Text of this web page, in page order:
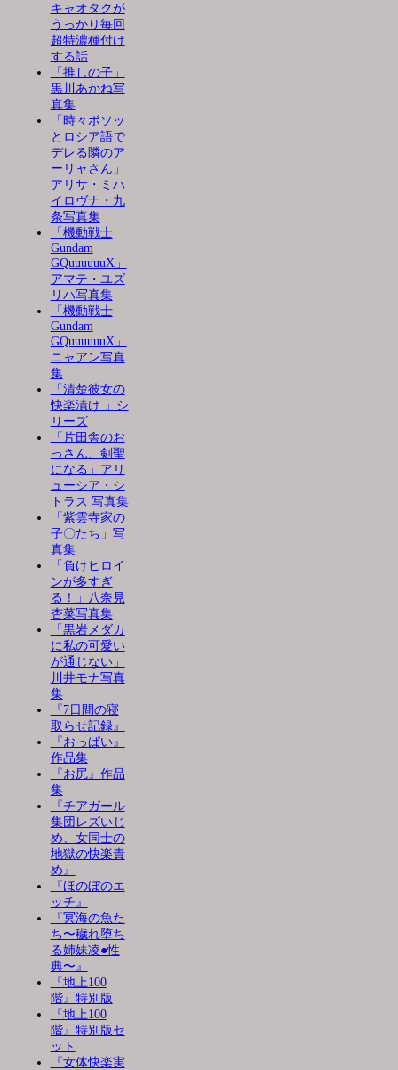
キャオタクが
うっかり毎回
超特濃種付け
する話
「推しの子」
黒川あかね写
真集
「時々ボソッ
とロシア語で
デレる隣のア
ーリャさん」
アリサ・ミハ
イロヴナ・九
条写真集
「機動戦士
Gundam
GQuuuuuuX」
アマテ・ユズ
リハ写真集
「機動戦士
Gundam
GQuuuuuuX」
ニャアン写真
集
「清楚彼女の
快楽漬け 」シ
リーズ
「片田舎のお
っさん、剣聖
になる」アリ
ューシア・シ
トラス 写真集
「紫雲寺家の
子〇たち」写
真集
「負けヒロイ
ンが多すぎ
る！」八奈見
杏菜写真集
「黒岩メダカ
に私の可愛い
が通じない」
川井モナ写真
集
『7日間の寝
取らせ記録』
『おっぱい』
作品集
『お尻』作品
集
『チアガール
集団レズいじ
め、女同士の
地獄の快楽責
め』
『ほのぼのエ
ッチ』
『冥海の魚た
ち〜穢れ堕ち
る姉妹凌●性
典〜』
『地上100
階』特別版
『地上100
階』特別版セ
ット
『女体快楽実